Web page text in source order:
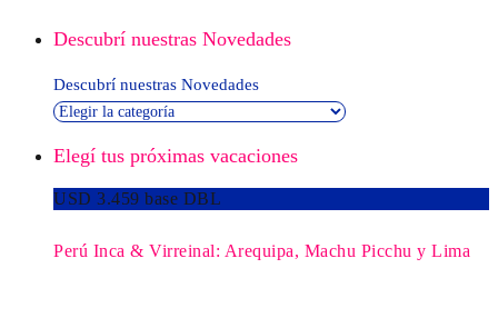
Descubrí nuestras Novedades
Descubrí nuestras Novedades
Elegí tus próximas vacaciones
USD 3.459 base DBL
Perú Inca & Virreinal: Arequipa, Machu Picchu y Lima